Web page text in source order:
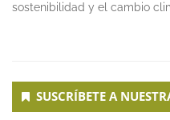
sostenibilidad y el cambio
Secondary
Sidebar
SUSCRÍBETE A